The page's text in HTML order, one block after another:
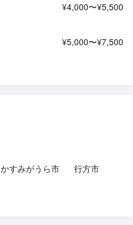
¥4,000〜¥5,500
¥5,000〜¥7,500
かすみがうら市
行方市